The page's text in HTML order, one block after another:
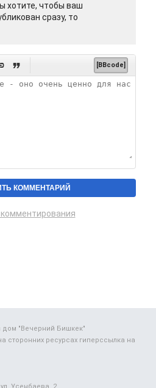
хотите, чтобы ваш
сразу, то
 [BBcode]
"Вечерний Бишкек"
сторонних ресурсах гиперссылка на